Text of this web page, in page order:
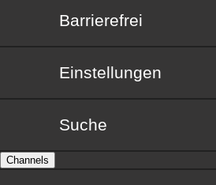
Barrierefrei
Barrierefrei
Einstellungen
Suche
Channels